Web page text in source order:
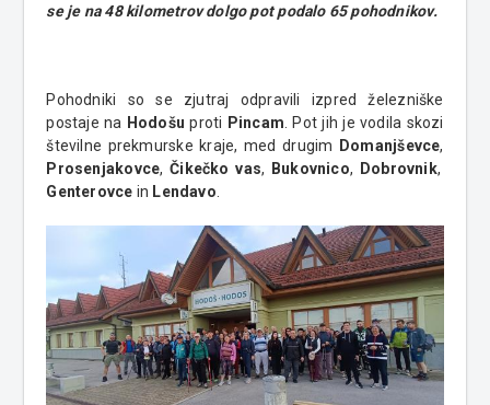
se je na 48 kilometrov dolgo pot podalo 65 pohodnikov.
Pohodniki so se zjutraj odpravili izpred železniške
postaje na Hodošu proti Pincam . Pot jih je vodila skozi
številne prekmurske kraje, med drugim Domanjševce,
Prosenjakovce, Čikečko vas, Bukovnico, Dobrovnik,
Genterovce in Lendavo